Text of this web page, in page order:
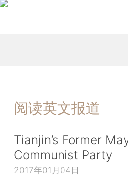
阅读英文报道
Tianjin’s Former
Communist Party
2017年01月04日